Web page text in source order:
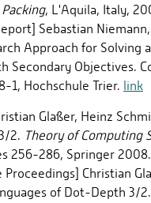
, L'Aquila, Italy,
Sebastian
Approach for Solving
Secondary Objectives.
1, Hochschule Trier. link
Glaßer, Heinz
2. Theory of Computing
256-286, Springer 2008.
Proceedings] Christian
of Dot-Depth 3/2.